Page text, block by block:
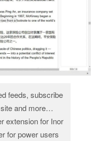
feeds, subscribe
and more…
extension for Inor
for power users